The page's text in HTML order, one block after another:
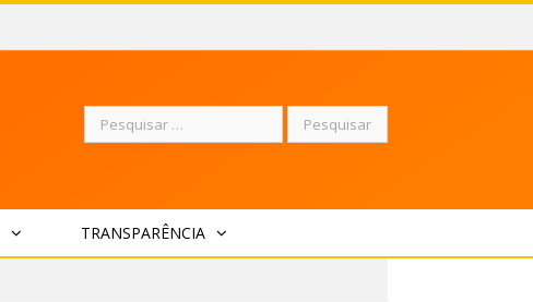
Pesquisar
TRANSPARÊNCIA